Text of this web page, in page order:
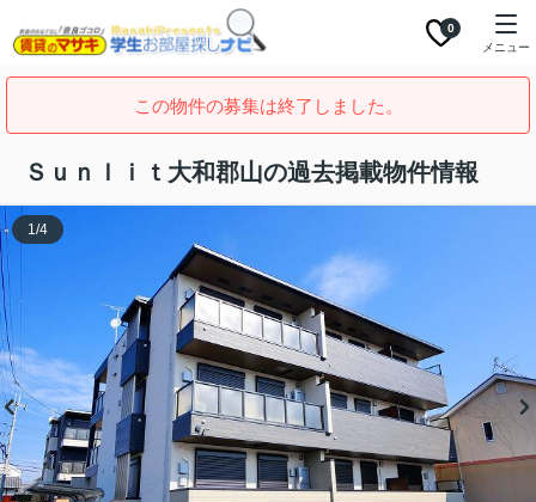
0
メニュー
この物件の募集は終了しました。
Ｓｕｎｌｉｔ大和郡山の過去掲載物件情報
1/4